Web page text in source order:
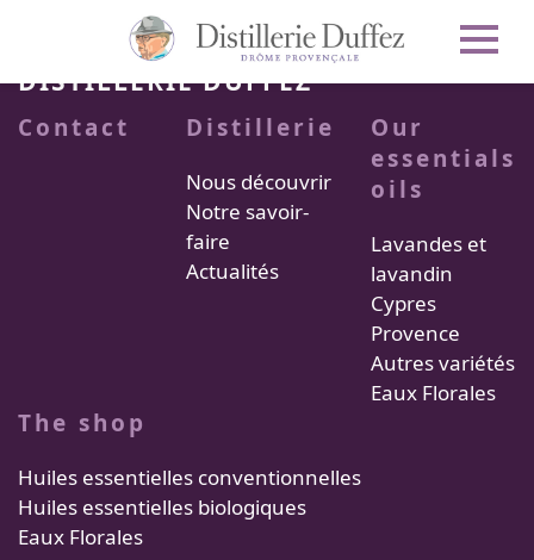
DISTILLERIE DUFFEZ
Contact Distillerie
Nous découvrir
Notre savoir-
faire
Actualités
Our
essentials
oils
Lavandes et
lavandin
Cypres
Provence
Autres variétés
Eaux Florales
The shop
Huiles essentielles conventionnelles
Huiles essentielles biologiques
Eaux Florales